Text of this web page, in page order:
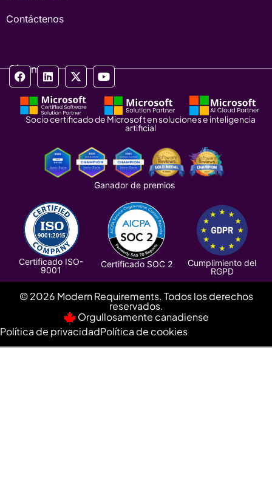
Contáctenos
Síganos
Socio certificado de Microsoft en soluciones e inteligencia
artificial
Ganador de premios
Certificado ISO-
9001
Certificado SOC 2
Cumplimiento del
RGPD
© 2026 Modern Requirements. Todos los derechos
reservados.
Orgullosamente canadiense
Política de privacidadPolítica de cookies